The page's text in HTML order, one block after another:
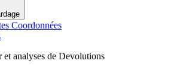
Coordonnées
et analyses de Devolutions